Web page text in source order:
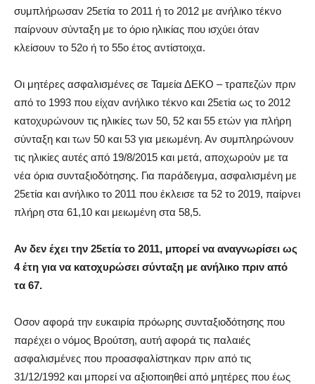
συμπλήρωσαν 25ετία το 2011 ή το 2012 με ανήλικο τέκνο
παίρνουν σύνταξη με το όριο ηλικίας που ισχύει όταν
κλείσουν το 52ο ή το 55ο έτος αντίστοιχα.
Οι μητέρες ασφαλισμένες σε Ταμεία ΔΕΚΟ – τραπεζών πριν
από το 1993 που είχαν ανήλικο τέκνο και 25ετία ως το 2012
κατοχυρώνουν τις ηλικίες των 50, 52 και 55 ετών για πλήρη
σύνταξη και των 50 και 53 για μειωμένη. Αν συμπληρώνουν
τις ηλικίες αυτές από 19/8/2015 και μετά, αποχωρούν με τα
νέα όρια συνταξιοδότησης. Για παράδειγμα, ασφαλισμένη με
25ετία και ανήλικο το 2011 που έκλεισε τα 52 το 2019, παίρνει
πλήρη στα 61,10 και μειωμένη στα 58,5.
Αν δεν έχει την 25ετία το 2011, μπορεί να αναγνωρίσει ως
4 έτη για να κατοχυρώσει σύνταξη με ανήλικο πριν από
τα 67.
Οσον αφορά την ευκαιρία πρόωρης συνταξιοδότησης που
παρέχει ο νόμος Βρούτση, αυτή αφορά τις παλαιές
ασφαλισμένες που προασφαλίστηκαν πριν από τις
31/12/1992 και μπορεί να αξιοποιηθεί από μητέρες που έως